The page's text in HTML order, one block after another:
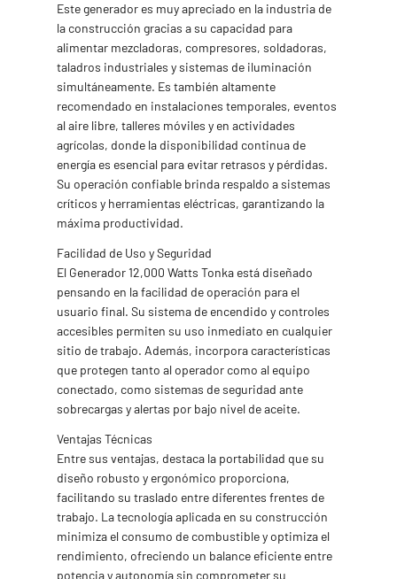
Este generador es muy apreciado en la industria de
la construcción gracias a su capacidad para
alimentar mezcladoras, compresores, soldadoras,
taladros industriales y sistemas de iluminación
simultáneamente. Es también altamente
recomendado en instalaciones temporales, eventos
al aire libre, talleres móviles y en actividades
agrícolas, donde la disponibilidad continua de
energía es esencial para evitar retrasos y pérdidas.
Su operación confiable brinda respaldo a sistemas
críticos y herramientas eléctricas, garantizando la
máxima productividad.
Facilidad de Uso y Seguridad
El Generador 12,000 Watts Tonka está diseñado
pensando en la facilidad de operación para el
usuario final. Su sistema de encendido y controles
accesibles permiten su uso inmediato en cualquier
sitio de trabajo. Además, incorpora características
que protegen tanto al operador como al equipo
conectado, como sistemas de seguridad ante
sobrecargas y alertas por bajo nivel de aceite.
Ventajas Técnicas
Entre sus ventajas, destaca la portabilidad que su
diseño robusto y ergonómico proporciona,
facilitando su traslado entre diferentes frentes de
trabajo. La tecnología aplicada en su construcción
minimiza el consumo de combustible y optimiza el
rendimiento, ofreciendo un balance eficiente entre
potencia y autonomía sin comprometer su